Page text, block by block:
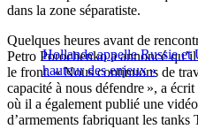
dans la zone séparatiste.
Hollande appelle Russie et
hauteur des enjeux »
Quelques heures avant de
Petro Porochenko a annoncé
le front. « Nous continuons de
capacité à nous défendre », a
où il a également publié une
d’armements fabriquant les tanks